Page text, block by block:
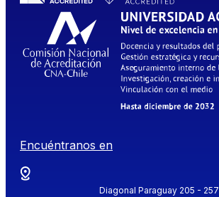
Encuéntranos en
Diagonal Paraguay 205 - 257